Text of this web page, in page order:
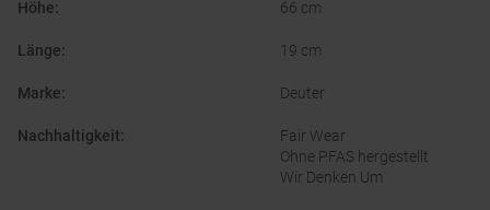
Höhe: 66 cm
Länge: 19 cm
Marke: Deuter
Nachhaltigkeit:
Fair Wear
Ohne PFAS hergestellt
Wir Denken Um